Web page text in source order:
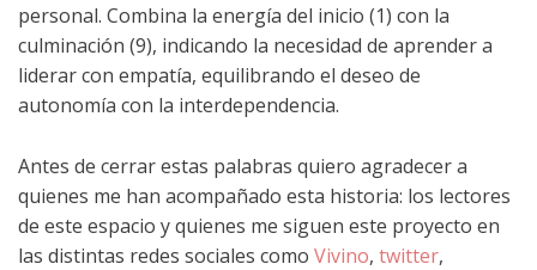
personal. Combina la energía del inicio (1) con la
culminación (9), indicando la necesidad de aprender a
liderar con empatía, equilibrando el deseo de
autonomía con la interdependencia.
Antes de cerrar estas palabras quiero agradecer a
quienes me han acompañado esta historia: los lectores
de este espacio y quienes me siguen este proyecto en
las distintas redes sociales como Vivino, twitter,